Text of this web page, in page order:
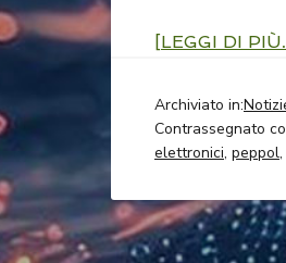
[LEGGI DI
Archiviato in:
Contrassegnato
elettronici, peppol,